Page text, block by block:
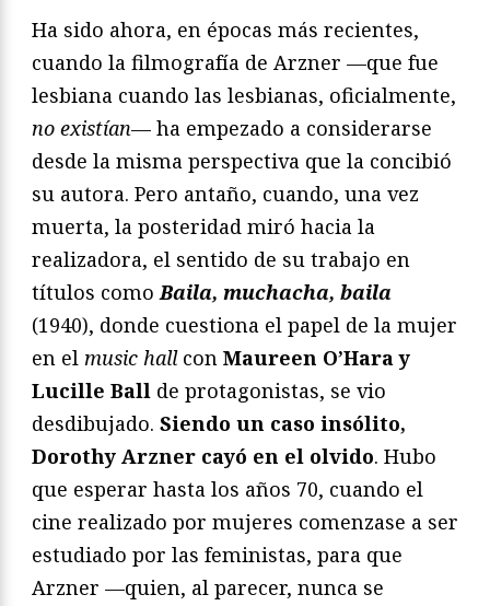
Ha sido ahora, en épocas más recientes,
cuando la filmografía de Arzner —que fue
lesbiana cuando las lesbianas, oficialmente,
no existían— ha empezado a considerarse
desde la misma perspectiva que la concibió
su autora. Pero antaño, cuando, una vez
muerta, la posteridad miró hacia la
realizadora, el sentido de su trabajo en
títulos comoBaila, muchacha, baila
(1940), donde cuestiona el papel de la mujer
en el music hall con Maureen O’Hara y
Lucille Ball de protagonistas, se vio
desdibujado. Siendo un caso insólito,
Dorothy Arzner cayó en el olvido. Hubo
que esperar hasta los años 70, cuando el
cine realizado por mujeres comenzase a ser
estudiado por las feministas, para que
Arzner —quien, al parecer, nunca se